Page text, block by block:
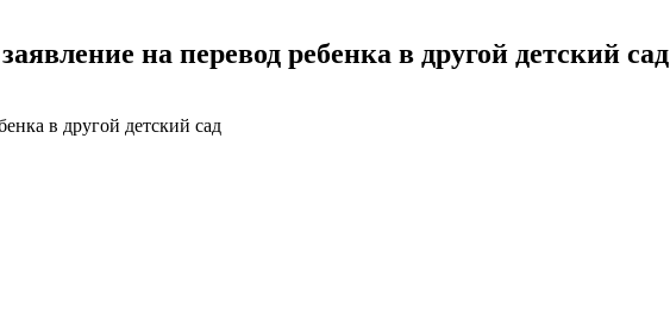
на перевод ребенка в другой детский сад